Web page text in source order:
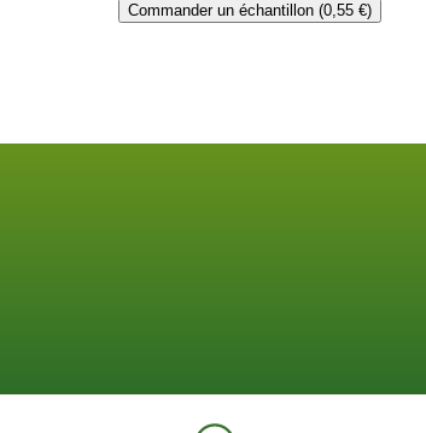
Commander un échantillon (0,55 €)